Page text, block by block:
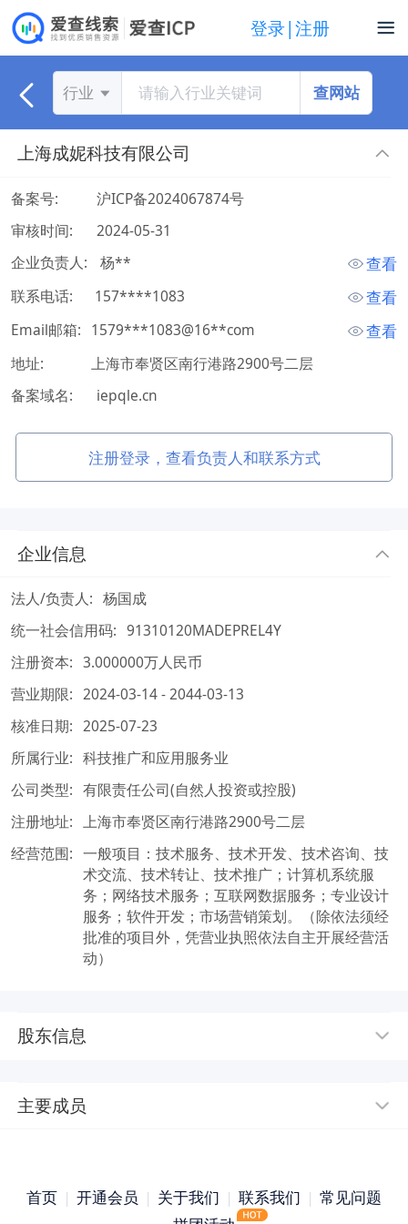
登录|注册
行业 查网站
上海成妮科技有限公司
备案号:
沪ICP备2024067874号
审核时间:
2024-05-31
企业负责人:
杨** 查看
联系电话: 157****1083 查看
Email邮箱: 1579***1083@16**com 查看
地址:
上海市奉贤区南行港路2900号二层
备案域名:
iepqle.cn
注册登录，查看负责人和联系方式
企业信息
法人/负责人: 杨国成
统一社会信用码: 91310120MADEPREL4Y
注册资本: 3.000000万人民币
营业期限: 2024-03-14 - 2044-03-13
核准日期: 2025-07-23
所属行业: 科技推广和应用服务业
公司类型: 有限责任公司(自然人投资或控股)
注册地址: 上海市奉贤区南行港路2900号二层
经营范围: 一般项目：技术服务、技术开发、技术咨询、技
术交流、技术转让、技术推广；计算机系统服
务；网络技术服务；互联网数据服务；专业设计
服务；软件开发；市场营销策划。（除依法须经
批准的项目外，凭营业执照依法自主开展经营活
动）
股东信息
主要成员
首页 | 开通会员 | 关于我们 | 联系我们 | 常见问题